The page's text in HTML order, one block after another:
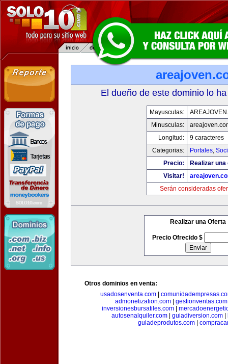
El dueño de este dominio lo
Mayusculas:
Minusculas:
Longitud:
9 caracteres
Categorias:
Portales,
Precio:
Realizar
Visitar!
Serán consideradas
Realizar una Oferta
Precio Ofrecido $
Otros dominios en venta:
usadosenventa.com|
admonetization.com| gestionventas.com
inversionesbursatiles.com|
autosenalquiler.com| guiadiversion.com|
guiadeprodutos.com|